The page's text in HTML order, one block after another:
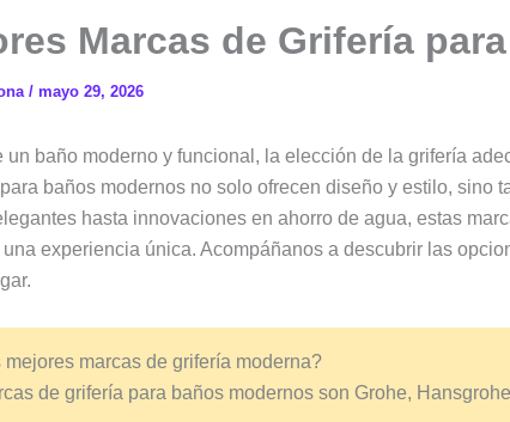
Marcas de Grifería
/ mayo 29, 2026
un baño moderno y funcional, la elección de la grifería
baños modernos no solo ofrecen diseño y estilo, sino
hasta innovaciones en ahorro de agua, estas
experiencia única. Acompáñanos a descubrir las
marcas de grifería moderna?
de grifería para baños modernos son Grohe,